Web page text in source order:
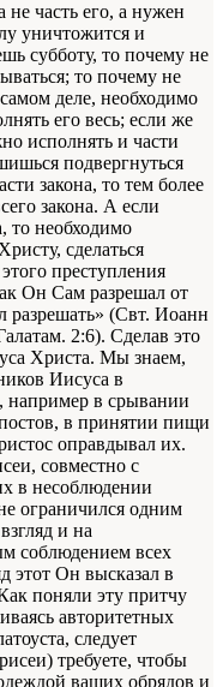
часть его, а нужен
уничтожится и
субботу, то почему не
то почему не
деле, необходимо
его весь; если же
исполнять и части
подвергнуться
закона, то тем более
закона. А если
то необходимо
сделаться
преступления
Он Сам разрешал от
разрешать» (Свт. Иоанн
2:6). Сделав это
Христа. Мы знаем,
Иисуса в
например в срывании
в принятии пищи
оправдывал их.
совместно с
в несоблюдении
ограничился одним
и на
соблюдением всех
этот Он высказал в
поняли эту притчу
авторитетных
следует
требуете, чтобы
ваших обрядов и